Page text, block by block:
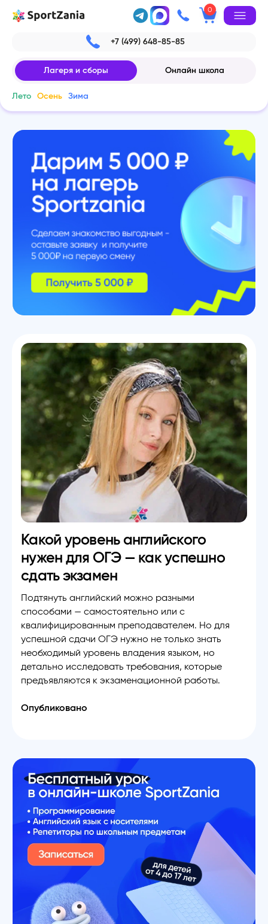
0
+7 (499) 648-85-85
Лагеря и сборы Онлайн школа
Лето Осень Зима
Какой уровень английского
нужен для ОГЭ — как успешно
сдать экзамен
Подтянуть английский можно разными
способами — самостоятельно или с
квалифицированным преподавателем. Но для
успешной сдачи ОГЭ нужно не только знать
необходимый уровень владения языком, но
детально исследовать требования, которые
предъявляются к экзаменационной работы.
Опубликовано